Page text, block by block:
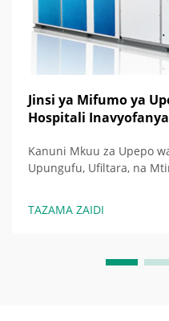
Jinsi ya Mifumo ya
Hospitali
Kanuni Mkuu za Upepo
Upungufu, Ufiltara, na
kudumisha eneo la
TAZAMA ZAIDI